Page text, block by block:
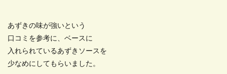
あずきの味が強いという
口コミを参考に、ベースに
入れられているあずきソースを
少なめにしてもらいました。